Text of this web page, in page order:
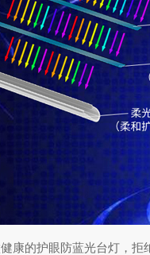
康的护眼防蓝光台灯，